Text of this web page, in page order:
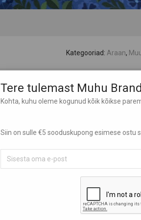
Kategooriad: Araan,
Tere tulemast Muhu
Kohta, kuhu oleme kogunud kõik kõikse
Siin on sulle €5 sooduskupong esimese ostu